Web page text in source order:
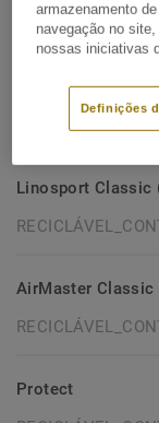
22 documentos
Linosport Classic
AirMaster Classic
Protect
armazenamento
navegação no
nossas iniciativas
Definições